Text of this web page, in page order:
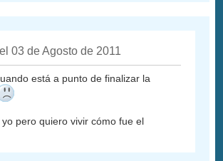
03 de Agosto de 2011
está a punto de finalizar la
yo pero quiero vivir cómo fue el